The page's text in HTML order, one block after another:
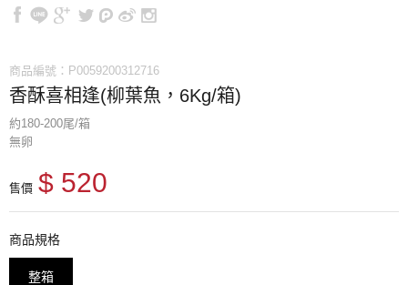
商品編號：P0059200312716
香酥喜相逢(柳葉魚，6Kg/箱)
約180-200尾/箱
無卵
售價 $ 520
商品規格
整箱